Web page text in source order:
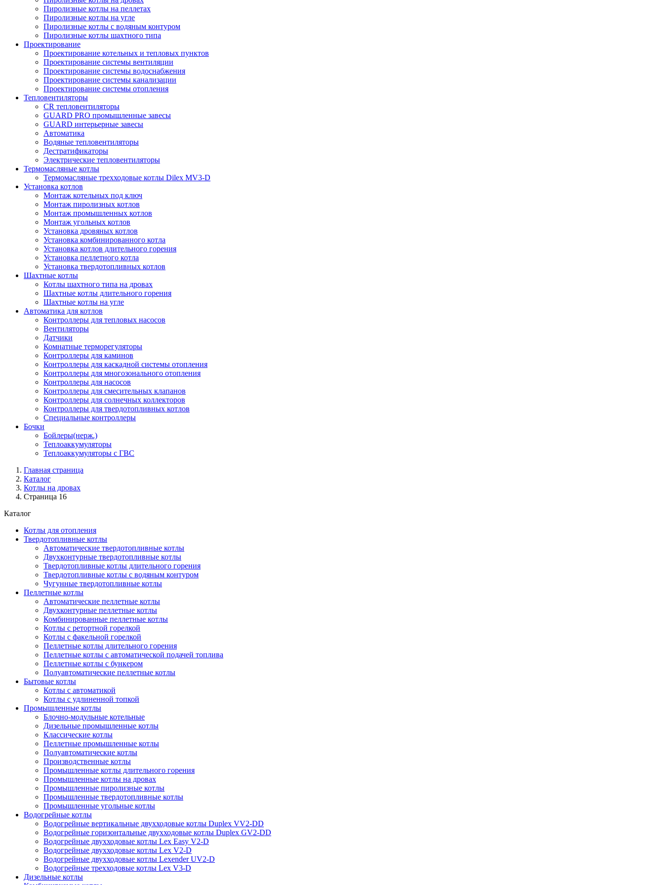
Пиролизные котлы на пеллетах
Пиролизные котлы на угле
Пиролизные котлы с водяным контуром
Пиролизные котлы шахтного типа
Проектирование
Проектирование котельных и тепловых пунктов
Проектирование системы вентиляции
Проектирование системы водоснабжения
Проектирование системы канализации
Проектирование системы отопления
Тепловентиляторы
CR тепловентиляторы
GUARD PRO промышленные завесы
GUARD интерьерные завесы
Автоматика
Водяные тепловентиляторы
Дестратификаторы
Электрические тепловентиляторы
Термомасляные котлы
Термомасляные трехходовые котлы Dilex MV3-D
Установка котлов
Монтаж котельных под ключ
Монтаж пиролизных котлов
Монтаж промышленных котлов
Монтаж угольных котлов
Установка дровяных котлов
Установка комбинированного котла
Установка котлов длительного горения
Установка пеллетного котла
Установка твердотопливных котлов
Шахтные котлы
Котлы шахтного типа на дровах
Шахтные котлы длительного горения
Шахтные котлы на угле
Автоматика для котлов
Контроллеры для тепловых насосов
Вентиляторы
Датчики
Комнатные терморегуляторы
Контроллеры для каминов
Контроллеры для каскадной системы отопления
Контроллеры для многозонального отопления
Контроллеры для насосов
Контроллеры для смесительных клапанов
Контроллеры для солнечных коллекторов
Контроллеры для твердотопливных котлов
Специальные контроллеры
Бочки
Бойлеры(нерж.)
Теплоаккумуляторы
Теплоаккумуляторы с ГВС
Главная страница
Каталог
Котлы на дровах
Страница 16
Каталог
Котлы для отопления
Твердотопливные котлы
Автоматические твердотопливные котлы
Двухконтурные твердотопливные котлы
Твердотопливные котлы длительного горения
Твердотопливные котлы с водяным контуром
Чугунные твердотопливные котлы
Пеллетные котлы
Автоматические пеллетные котлы
Двухконтурные пеллетные котлы
Комбинированные пеллетные котлы
Котлы с ретортной горелкой
Котлы с факельной горелкой
Пеллетные котлы длительного горения
Пеллетные котлы с автоматической подачей топлива
Пеллетные котлы с бункером
Полуавтоматические пеллетные котлы
Бытовые котлы
Котлы с автоматикой
Котлы с удлиненной топкой
Промышленные котлы
Блочно-модульные котельные
Дизельные промышленные котлы
Классические котлы
Пеллетные промышленные котлы
Полуавтоматические котлы
Производственные котлы
Промышленные котлы длительного горения
Промышленные котлы на дровах
Промышленные пиролизные котлы
Промышленные твердотопливные котлы
Промышленные угольные котлы
Водогрейные котлы
Водогрейные вертикальные двухходовые котлы Duplex VV2-DD
Водогрейные горизонтальные двухходовые котлы Duplex GV2-DD
Водогрейные двухходовые котлы Lex Easy V2-D
Водогрейные двухходовые котлы Lex V2-D
Водогрейные двухходовые котлы Lexender UV2-D
Водогрейные трехходовые котлы Lex V3-D
Дизельные котлы